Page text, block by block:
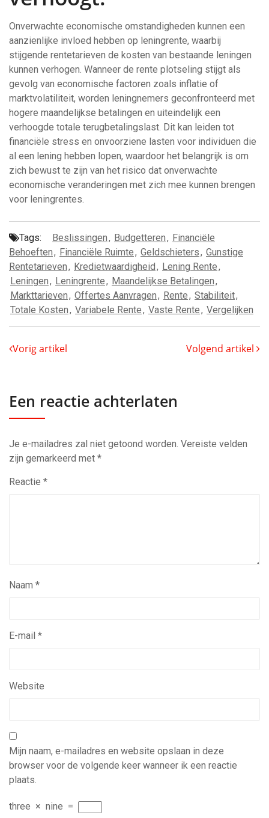
Onverwachte economische omstandigheden kunnen een
aanzienlijke invloed hebben op leningrente, waarbij
stijgende rentetarieven de kosten van bestaande leningen
kunnen verhogen. Wanneer de rente plotseling stijgt als
gevolg van economische factoren zoals inflatie of
marktvolatiliteit, worden leningnemers geconfronteerd met
hogere maandelijkse betalingen en uiteindelijk een
verhoogde totale terugbetalingslast. Dit kan leiden tot
financiële stress en onvoorziene lasten voor individuen die
al een lening hebben lopen, waardoor het belangrijk is om
zich bewust te zijn van het risico dat onverwachte
economische veranderingen met zich mee kunnen brengen
voor leningrentes.
Tags: Beslissingen, Budgetteren, Financiële
Behoeften, Financiële Ruimte, Geldschieters, Gunstige
Rentetarieven, Kredietwaardigheid, Lening Rente,
Leningen, Leningrente, Maandelijkse Betalingen,
Markttarieven, Offertes Aanvragen, Rente, Stabiliteit,
Totale Kosten, Variabele Rente, Vaste Rente, Vergelijken
Vorig artikel Volgend artikel
Een reactie achterlaten
Je e-mailadres zal niet getoond worden. Vereiste velden
zijn gemarkeerd met *
Reactie *
Naam *
E-mail *
Website
Mijn naam, e-mailadres en website opslaan in deze
browser voor de volgende keer wanneer ik een reactie
plaats.
three × nine =